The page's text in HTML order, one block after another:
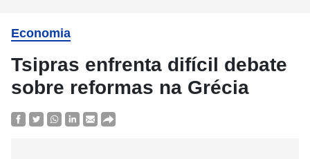
Economia
Tsipras enfrenta difícil debate
sobre reformas na Grécia